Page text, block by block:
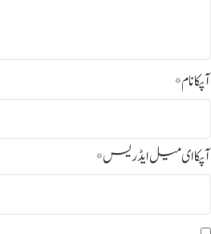
آپکا نام*
آپکا ای میل ایڈریس*